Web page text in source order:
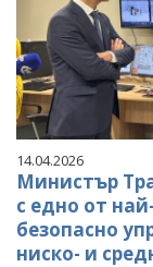
14.04.2026
Министър
с едно от
безопасно
ниско- и